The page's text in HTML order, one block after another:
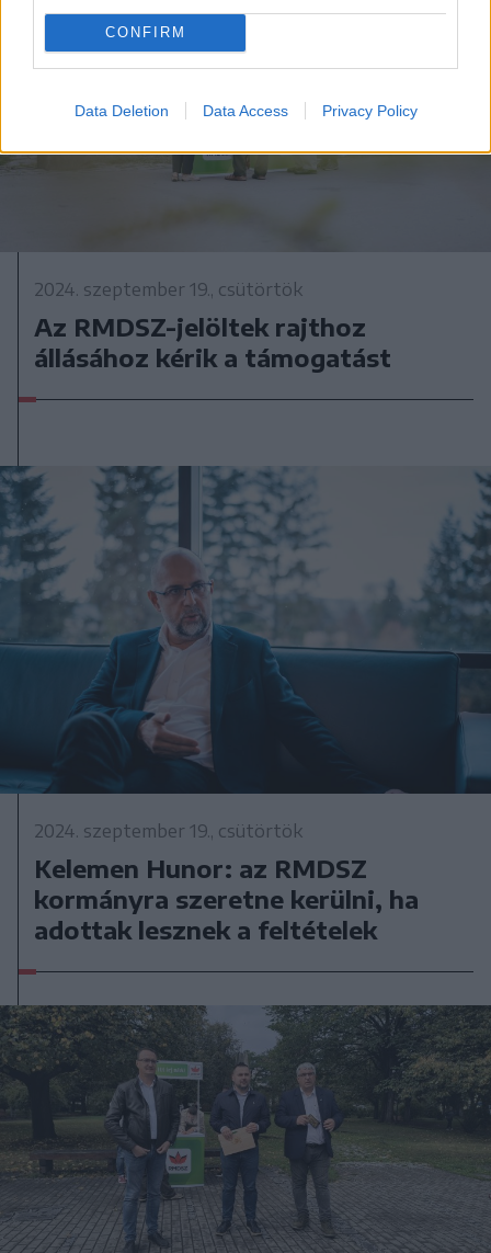
CONFIRM
Data Deletion Data Access Privacy Policy
2024. szeptember 19., csütörtök
Az RMDSZ-jelöltek rajthoz
állásához kérik a támogatást
2024. szeptember 19., csütörtök
Kelemen Hunor: az RMDSZ
kormányra szeretne kerülni, ha
adottak lesznek a feltételek